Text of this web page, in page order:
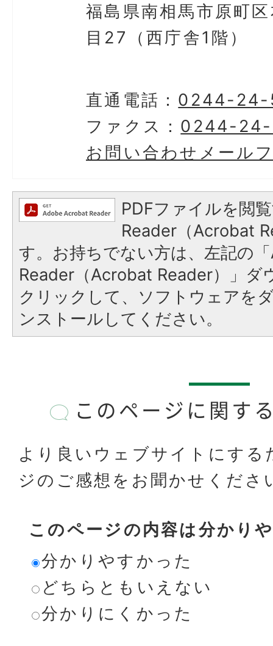
福島県南相馬市原町
目27（西庁舎1階）
直通電話： 0244-
ファクス： 0244-
お問い合わせメール
PDFファイルを閲
Reader（Acrobat
す。お持ちでない方は、左記の
Reader（Acrobat Reader）」ダ
クリックして、ソフトウェアを
ンストールしてください。
このページに関す
より良いウェブサイトにする
ジのご感想をお聞かせくださ
このページの内容は分かり
分かりやすかった
どちらともいえない
分かりにくかった